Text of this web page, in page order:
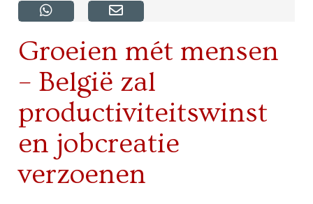
Groeien mét mensen
– België zal
productiviteitswinst
en jobcreatie
verzoenen